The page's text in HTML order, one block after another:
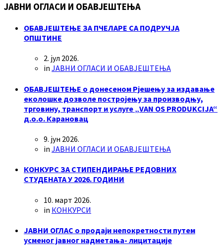
ЈАВНИ ОГЛАСИ И ОБАВЈЕШТЕЊА
ОБАВЈЕШТЕЊЕ ЗА ПЧЕЛАРЕ СА ПОДРУЧЈА
ОПШТИНЕ
2. јул 2026.
in ЈАВНИ ОГЛАСИ И ОБАВЈЕШТЕЊА
ОБАВЈЕШТЕЊЕ о донесеном Рјешењу за издавање
еколошке дозволе постројењу за производњу,
трговину, транспорт и услуге „VAN OS PRODUKCIJA“
д.о.о. Карановац
9. јун 2026.
in ЈАВНИ ОГЛАСИ И ОБАВЈЕШТЕЊА
КОНКУРС ЗА СТИПЕНДИРАЊЕ РЕДОВНИХ
СТУДЕНАТА У 2026. ГОДИНИ
10. март 2026.
in КОНКУРСИ
ЈАВНИ ОГЛАС о продаји непокретности путем
усменог јавног надметања- лицитације